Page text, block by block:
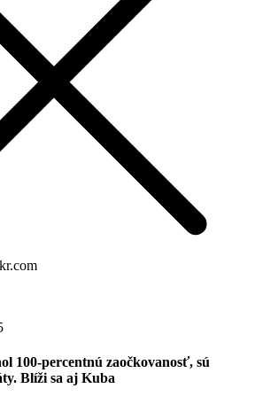
100-percentnú zaočkovanosť, sú
Blíži sa aj Kuba